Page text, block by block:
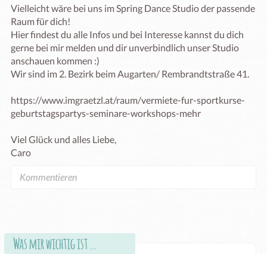
Vielleicht wäre bei uns im Spring Dance Studio der passende
Raum für dich!
Hier findest du alle Infos und bei Interesse kannst du dich
gerne bei mir melden und dir unverbindlich unser Studio
anschauen kommen :)
Wir sind im 2. Bezirk beim Augarten/ Rembrandtstraße 41.
https://www.imgraetzl.at/raum/vermiete-fur-sportkurse-
geburtstagspartys-seminare-workshops-mehr
Viel Glück und alles Liebe,
Caro
Was mir wichtig ist …